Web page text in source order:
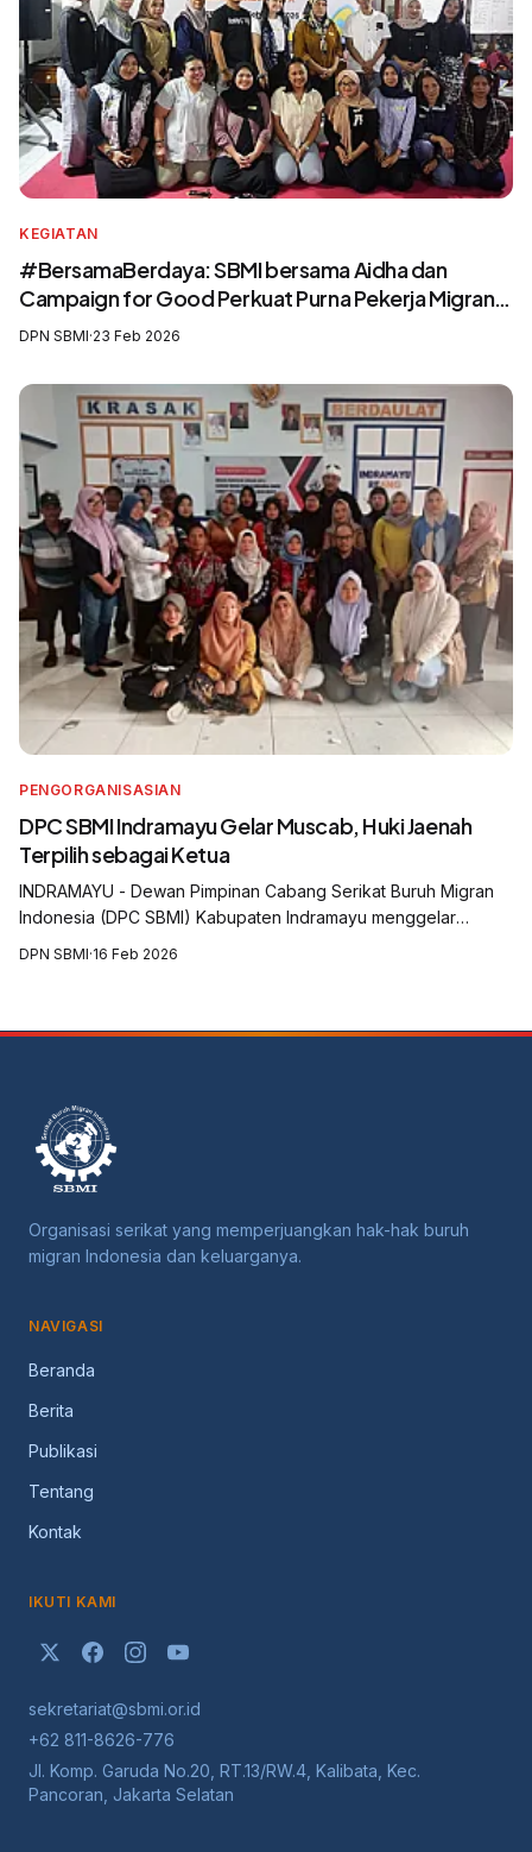
KEGIATAN
#BersamaBerdaya: SBMI bersama Aidha dan
Campaign for Good Perkuat Purna Pekerja Migran
sebagai Agen Perubahan dan Pelatih Migrasi Aman
DPN SBMI·23 Feb 2026
PENGORGANISASIAN
DPC SBMI Indramayu Gelar Muscab, Huki Jaenah
Terpilih sebagai Ketua
INDRAMAYU - Dewan Pimpinan Cabang Serikat Buruh Migran
Indonesia (DPC SBMI) Kabupaten Indramayu menggelar
DPN SBMI·16 Feb 2026
Organisasi serikat yang memperjuangkan hak-hak buruh
migran Indonesia dan keluarganya.
NAVIGASI
Beranda
Berita
Publikasi
Tentang
Kontak
IKUTI KAMI
sekretariat@sbmi.or.id
+62 811-8626-776
Jl. Komp. Garuda No.20, RT.13/RW.4, Kalibata, Kec.
Pancoran, Jakarta Selatan